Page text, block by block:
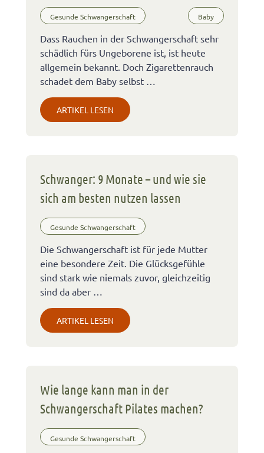
Gesunde Schwangerschaft Baby
Dass Rauchen in der Schwangerschaft sehr
schädlich fürs Ungeborene ist, ist heute
allgemein bekannt. Doch Zigarettenrauch
schadet dem Baby selbst …
ARTIKEL LESEN
Schwanger: 9 Monate – und wie sie
sich am besten nutzen lassen
Gesunde Schwangerschaft
Die Schwangerschaft ist für jede Mutter
eine besondere Zeit. Die Glücksgefühle
sind stark wie niemals zuvor, gleichzeitig
sind da aber …
ARTIKEL LESEN
Wie lange kann man in der
Schwangerschaft Pilates machen?
Gesunde Schwangerschaft